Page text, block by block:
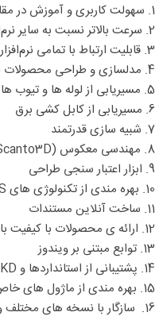
1. سهولت کاربری و آموزش در مقایسه با سایر نرم‌افزارهای CAD
2. سرعت بالاتر نسبت به سایر نرم‌افزارها
3. قابلیت ارتباط با تمامی نرم‌افزارهای ماشین کاری (edge cam، master cam، power mill…) و نرم‌افزارهای تحلیل (Ansys، Adams، Abaqus، Cosmos…)
4. مدلسازی و طراحی محصولات با هر پیچیدگی و ساختار خاص
5. مسیریابی از لوله ها و تیوب ها
6. مسیریابی از کابل کشی برق
7. شبیه سازی قدرتمند
8. مهندسی معکوس (Scanto3D)
9. ابزار اعتبار سنجی طراحی
10. بهره مندی از تکنولوژی های CALS
11. ساخت آنلاین مستندات
12. ارائه ی محصولات با کیفیت بالا، سودمندی و قابلیت اعتماد
13. توابع مبتنی بر ویندوز
14. پشتیبانی از استانداردها و ESKD
15. بهره مندی از ماژول های خاص و تکنولوژی پیشرفته ی مدلسازی پارامتری هیبرید
16. سازگار با نسخه های مختلف ویندوز